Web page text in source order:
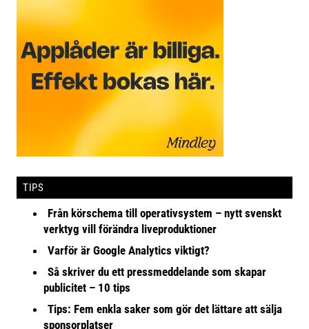
TIPS
Från körschema till operativsystem – nytt svenskt
verktyg vill förändra liveproduktioner
Varför är Google Analytics viktigt?
Så skriver du ett pressmeddelande som skapar
publicitet – 10 tips
Tips: Fem enkla saker som gör det lättare att sälja
sponsorplatser